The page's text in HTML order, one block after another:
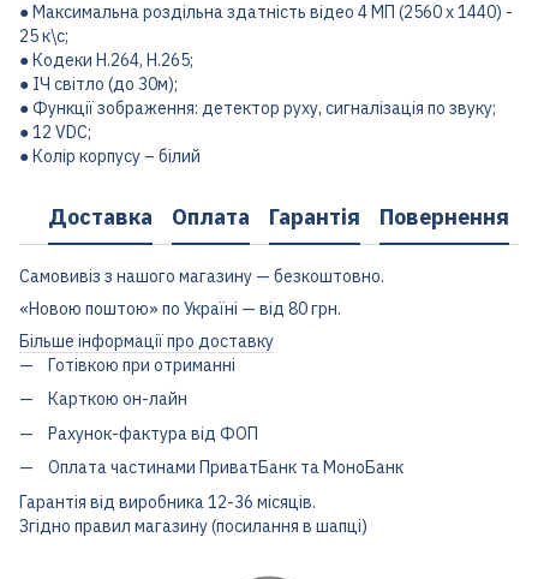
● Максимальна роздільна здатність відео 4 МП (2560 x 1440) -
25 к\с;
● Кодеки H.264, H.265;
● ІЧ світло (до 30м);
● Функції зображення: детектор руху, сигналізація по звуку;
● 12 VDC;
● Колір корпусу – білий
Доставка Оплата Гарантія Повернення
Самовивіз з нашого магазину — безкоштовно.
«Новою поштою» по Україні — від 80 грн.
Більше інформації про доставку
Готівкою при отриманні
Карткою он-лайн
Рахунок-фактура від ФОП
Оплата частинами ПриватБанк та МоноБанк
Гарантія від виробника 12-36 місяців.
Згідно правил магазину (посилання в шапці)